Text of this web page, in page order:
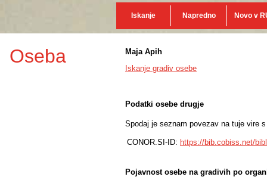
Iskanje Napredno Novo v
Oseba
Maja Apih
Iskanje gradiv osebe
Podatki osebe drugje
Spodaj je seznam povezav na tuje vire
CONOR.SI-ID: https://bib.cobiss.net/
Pojavnost osebe na gradivih po